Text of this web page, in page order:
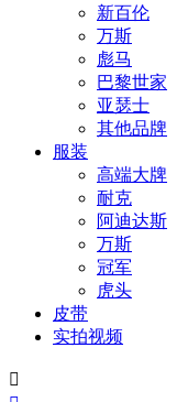
新百伦
万斯
彪马
巴黎世家
亚瑟士
其他品牌
服装
高端大牌
耐克
阿迪达斯
万斯
冠军
虎头
皮带
实拍视频
